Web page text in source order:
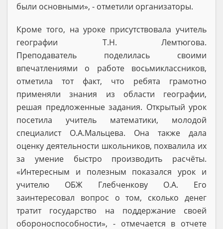
были основными», - отметили организаторы.
Кроме того, на уроке присутствовала учитель
географии Т.Н. Лемтюгова.
Преподаватель поделилась своими
впечатлениями о работе восьмиклассников,
отметила тот факт, что ребята грамотно
применяли знания из области географии,
решая предложенные задания. Открытый урок
посетила учитель математики, молодой
специалист О.А.Мальцева. Она также дала
оценку деятельности школьников, похвалила их
за умение быстро производить расчёты.
«Интересным и полезным показался урок и
учителю ОБЖ Глебченкову О.А. Его
заинтересовал вопрос о том, сколько денег
тратит государство на поддержание своей
обороноспособности», - отмечается в отчете